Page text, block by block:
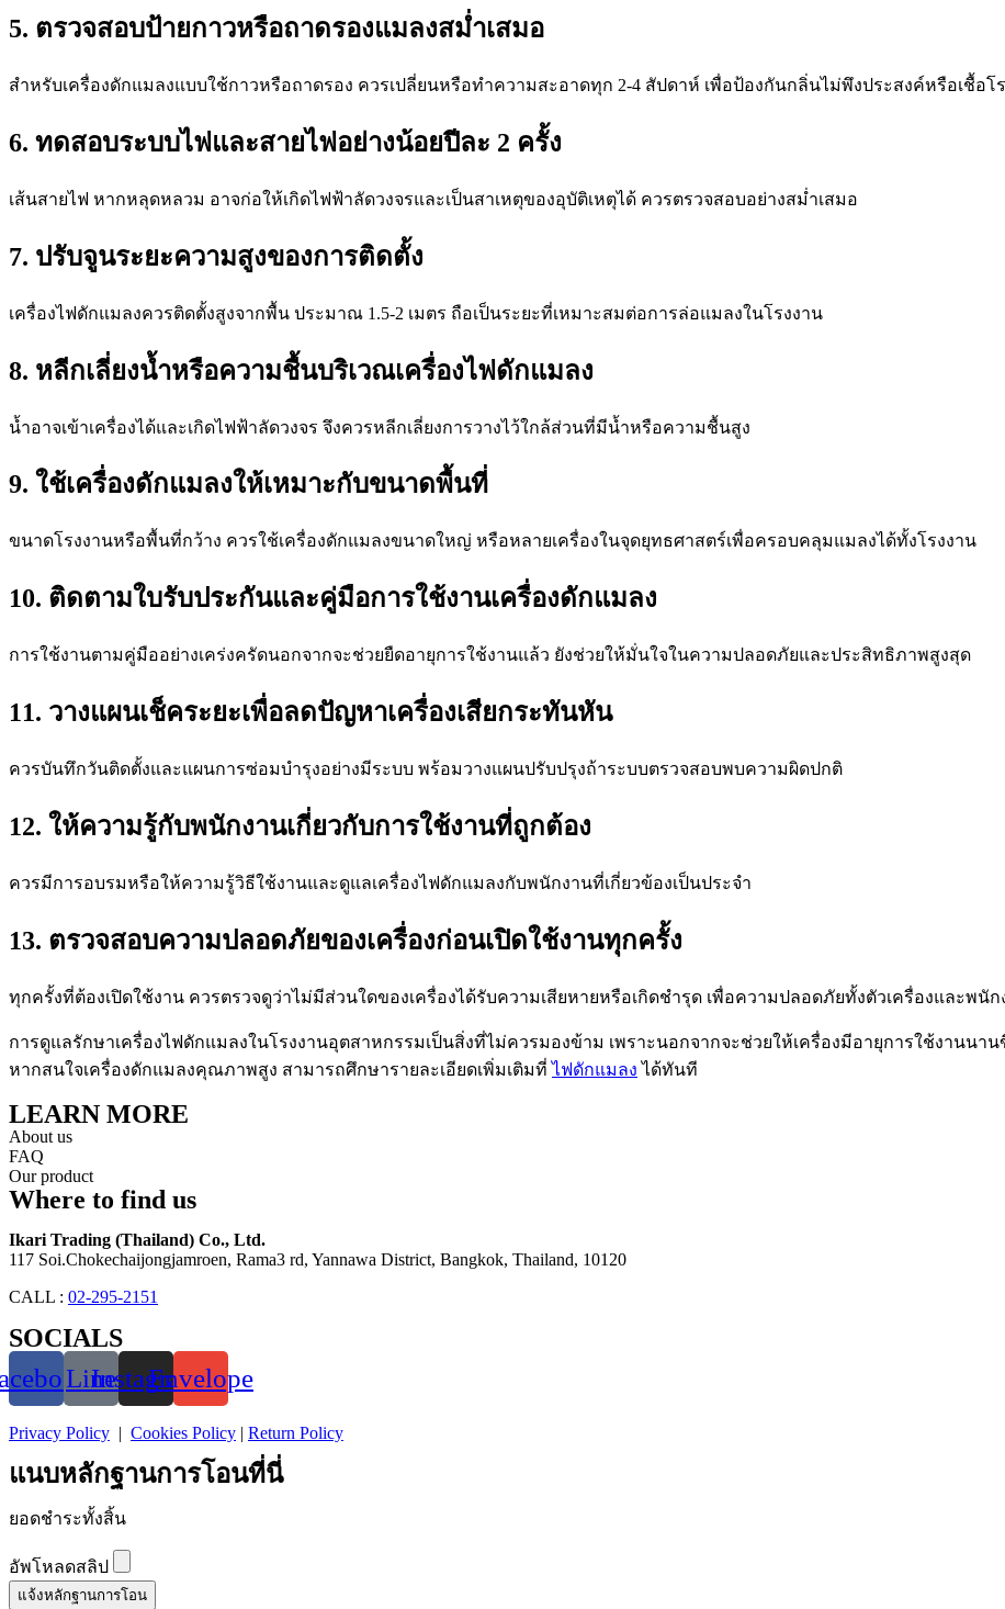
5. ตรวจสอบป้ายกาวหรือถาดรองแมลงสม่ำเสมอ
สำหรับเครื่องดักแมลงแบบใช้กาวหรือถาดรอง ควรเปลี่ยนหรือทำความสะอาดทุก 2-4 สัปดาห์ เพื่อป้องกันกลิ่นไม่พึงประสงค์หรือเชื้อโ
6. ทดสอบระบบไฟและสายไฟอย่างน้อยปีละ 2 ครั้ง
เส้นสายไฟ หากหลุดหลวม อาจก่อให้เกิดไฟฟ้าลัดวงจรและเป็นสาเหตุของอุบัติเหตุได้ ควรตรวจสอบอย่างสม่ำเสมอ
7. ปรับจูนระยะความสูงของการติดตั้ง
เครื่องไฟดักแมลงควรติดตั้งสูงจากพื้น ประมาณ 1.5-2 เมตร ถือเป็นระยะที่เหมาะสมต่อการล่อแมลงในโรงงาน
8. หลีกเลี่ยงน้ำหรือความชื้นบริเวณเครื่องไฟดักแมลง
น้ำอาจเข้าเครื่องได้และเกิดไฟฟ้าลัดวงจร จึงควรหลีกเลี่ยงการวางไว้ใกล้ส่วนที่มีน้ำหรือความชื้นสูง
9. ใช้เครื่องดักแมลงให้เหมาะกับขนาดพื้นที่
ขนาดโรงงานหรือพื้นที่กว้าง ควรใช้เครื่องดักแมลงขนาดใหญ่ หรือหลายเครื่องในจุดยุทธศาสตร์เพื่อครอบคลุมแมลงได้ทั้งโรงงาน
10. ติดตามใบรับประกันและคู่มือการใช้งานเครื่องดักแมลง
การใช้งานตามคู่มืออย่างเคร่งครัดนอกจากจะช่วยยืดอายุการใช้งานแล้ว ยังช่วยให้มั่นใจในความปลอดภัยและประสิทธิภาพสูงสุด
11. วางแผนเช็คระยะเพื่อลดปัญหาเครื่องเสียกระทันหัน
ควรบันทึกวันติดตั้งและแผนการซ่อมบำรุงอย่างมีระบบ พร้อมวางแผนปรับปรุงถ้าระบบตรวจสอบพบความผิดปกติ
12. ให้ความรู้กับพนักงานเกี่ยวกับการใช้งานที่ถูกต้อง
ควรมีการอบรมหรือให้ความรู้วิธีใช้งานและดูแลเครื่องไฟดักแมลงกับพนักงานที่เกี่ยวข้องเป็นประจำ
13. ตรวจสอบความปลอดภัยของเครื่องก่อนเปิดใช้งานทุกครั้ง
ทุกครั้งที่ต้องเปิดใช้งาน ควรตรวจดูว่าไม่มีส่วนใดของเครื่องได้รับความเสียหายหรือเกิดชำรุด เพื่อความปลอดภัยทั้งตัวเครื่องและพนัก
การดูแลรักษาเครื่องไฟดักแมลงในโรงงานอุตสาหกรรมเป็นสิ่งที่ไม่ควรมองข้าม เพราะนอกจากจะช่วยให้เครื่องมีอายุการใช้งานน
หากสนใจเครื่องดักแมลงคุณภาพสูง สามารถศึกษารายละเอียดเพิ่มเติมที่ไฟดักแมลง ได้ทันที
LEARN MORE
About us
FAQ
Our product
Where to find us
Ikari Trading (Thailand) Co., Ltd.
117 Soi.Chokechaijongjamroen, Rama3 rd, Yannawa District, Bangkok, Thailand, 10120
CALL : 02-295-2151
SOCIALS
LineInstagramEnvelope
Privacy Policy | Cookies Policy | Return Policy
แนบหลักฐานการโอนที่นี่
ยอดชำระทั้งสิ้น
อัพโหลดสลิป
แจ้งหลักฐานการโอน